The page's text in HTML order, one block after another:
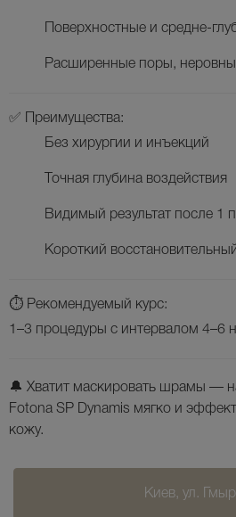
Поверхностные и средне-
Расширенные поры,
✅ Преимущества:
Без хирургии и инъекций
Точная глубина воздействия
Видимый результат после 1
Короткий
⏱ Рекомендуемый курс:
1–3 процедуры с интервалом 4–6
🔔 Хватит маскировать шрамы —
Fotona SP Dynamis мягко и
кожу.
Киев, ул.